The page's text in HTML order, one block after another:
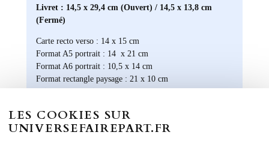
Livret : 14,5 x 29,4 cm (Ouvert) / 14,5 x 13,8 cm
(Fermé)
Carte recto verso : 14 x 15 cm
Format A5 portrait : 14 x 21 cm
Format A6 portrait : 10,5 x 14 cm
Format rectangle paysage : 21 x 10 cm
Etiquette bouteille: Elles ont une taille unique, pensée
Rond collant: 4 cm
LES COOKIES SUR
UNIVERSEFAIREPART.FR